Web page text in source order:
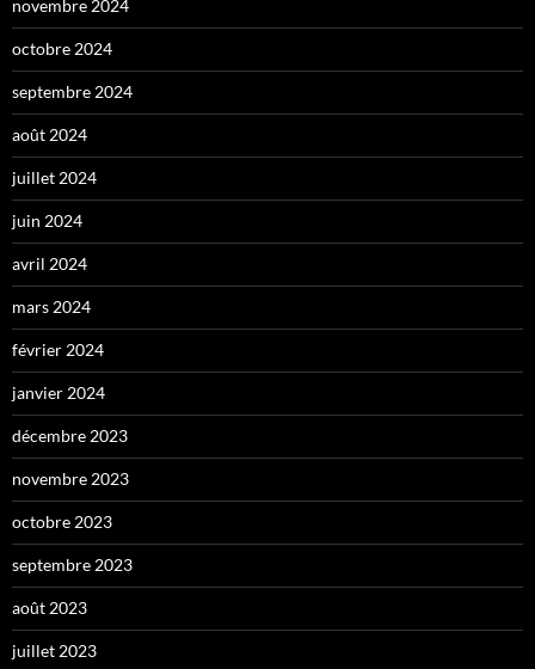
novembre 2024
octobre 2024
septembre 2024
août 2024
juillet 2024
juin 2024
avril 2024
mars 2024
février 2024
janvier 2024
décembre 2023
novembre 2023
octobre 2023
septembre 2023
août 2023
juillet 2023